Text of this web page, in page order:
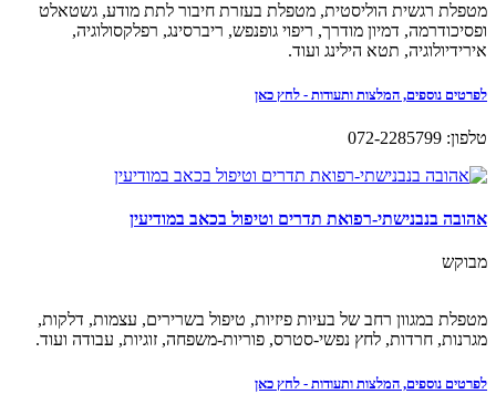
מטפלת רגשית הוליסטית, מטפלת בעזרת חיבור לתת מודע, גשטאלט
ופסיכודרמה, דמיון מודרך, ריפוי גופנפש, ריברסינג, רפלקסולוגיה,
אירידיולוגיה, תטא הילינג ועוד.
לפרטים נוספים, המלצות ותעודות - לחץ כאן
טלפון: 072-2285799
אהובה בנבנישתי-רפואת תדרים וטיפול בכאב במודיעין
מבוקש
מטפלת במגוון רחב של בעיות פיזיות, טיפול בשרירים, עצמות, דלקות,
מגרנות, חרדות, לחץ נפשי-סטרס, פוריות-משפחה, זוגיות, עבודה ועוד.
לפרטים נוספים, המלצות ותעודות - לחץ כאן